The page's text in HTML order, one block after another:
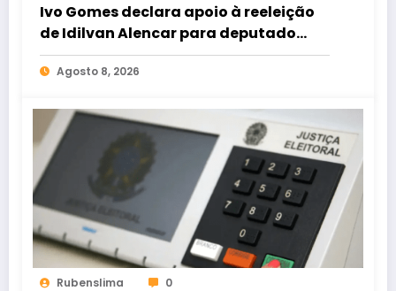
Ivo Gomes declara apoio à reeleição
de Idilvan Alencar para deputado
federal
Agosto 8, 2026
Rubenslima 0